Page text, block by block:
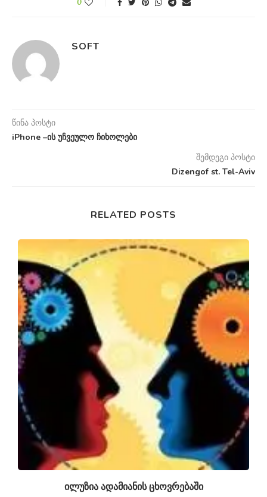
SOFT
წინა პოსტი
iPhone –ის უჩვეულო ჩიხოლები
შემდეგი პოსტი
Dizengof st. Tel-Aviv
RELATED POSTS
ილუზია ადამიანის ცხოვრებაში